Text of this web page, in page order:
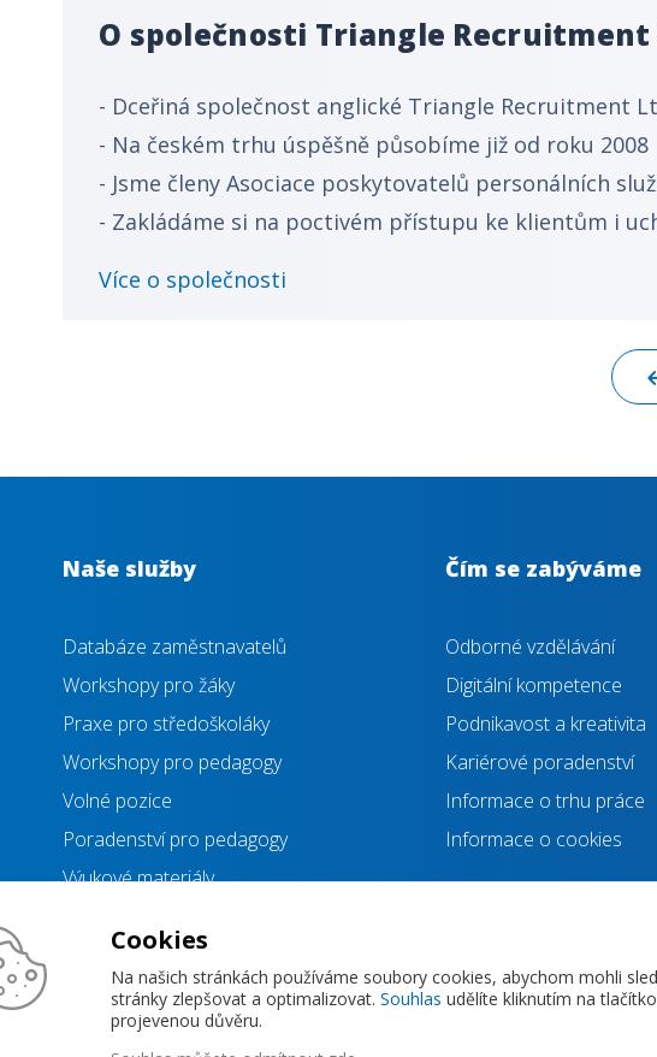
O společnosti Triangle Recruitment
- Dceřiná společnost anglické Triangle Recruitment
- Na českém trhu úspěšně působíme již od roku 2008
- Jsme členy Asociace poskytovatelů personálních
- Zakládáme si na poctivém přístupu ke klientům i
Více o společnosti
Naše služby
Databáze zaměstnavatelů
Workshopy pro žáky
Praxe pro středoškoláky
Workshopy pro pedagogy
Volné pozice
Poradenství pro pedagogy
Výukové materiály
Čím se zabýváme
Odborné vzdělávání
Digitální kompetence
Podnikavost a kreativita
Kariérové poradenství
Informace o trhu práce
Informace o cookies
Zásady ochrany osobních údajů
Cookies
Na našich stránkách používáme soubory cookies, abychom mohli
stránky zlepšovat a optimalizovat. Souhlas udělíte kliknutím na
projevenou důvěru.